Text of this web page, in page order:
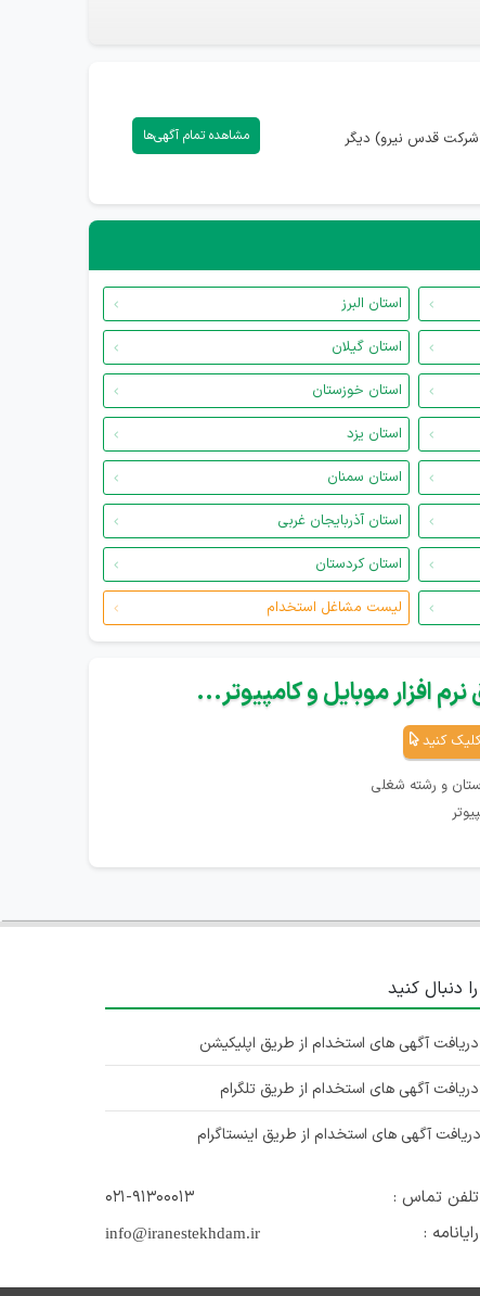
شرکت قدس نیرو) دیگر
مشاهده تمام آگهی‌ها
استان البرز
استان گیلان
استان خوزستان
استان یزد
استان سمنان
استان آذربایجان غربی
استان کردستان
لیست مشاغل استخدام
افزار موبایل و کامپیوتر...
کلیک کنید
و رشته شغلی
دنبال کنید
آگهی های استخدام از طریق اپلیکیشن
آگهی های استخدام از طریق تلگرام
آگهی های استخدام از طریق اینستاگرام
تماس :
۰۲۱-۹۱۳۰۰۰۱۳
:
info@iranestekhdam.ir